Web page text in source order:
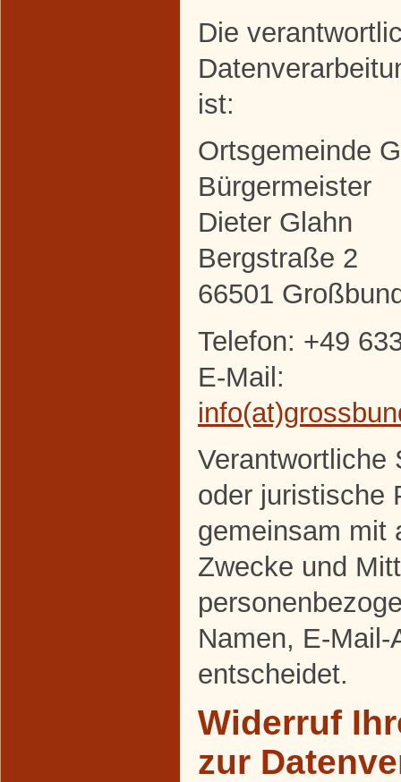
Die
ist:
Ortsgemeinde
Bürgermeister
Dieter Glahn
Bergstraße 2
66501
Telefon: +49
E-Mail:
Verantwortliche
oder juristische
gemeinsam mit
Zwecke und
Namen, E-
entscheidet.
Widerruf
zur